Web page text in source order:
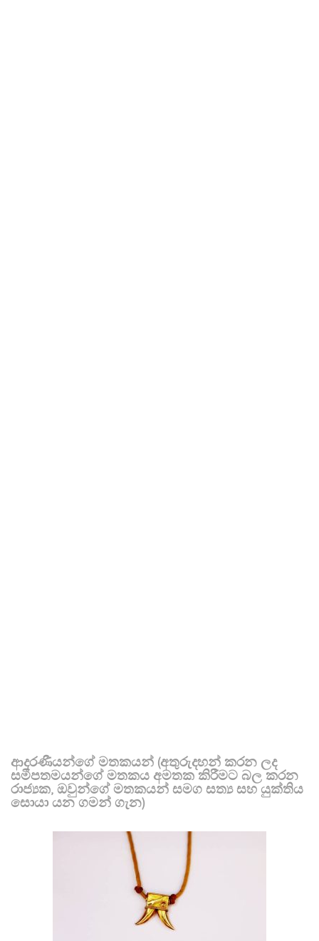
ආදරණීයන්ගේ මතකයන් (අතුරුදහන් කරන ලද
සමීපතමයන්ගේ මතකය අමතක කිරීමට බල කරන
රාජ්‍යක, ඔවුන්ගේ මතකයන් සමග සත්‍ය සහ යුක්තිය
සොයා යන ගමන් ගැන)